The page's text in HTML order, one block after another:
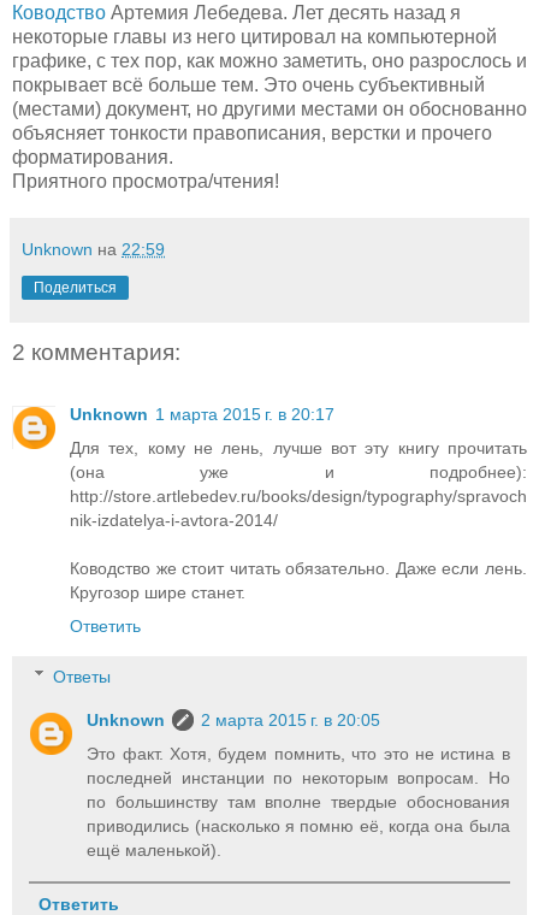
Ководство Артемия Лебедева. Лет десять назад я
некоторые главы из него цитировал на компьютерной
графике, с тех пор, как можно заметить, оно разрослось и
покрывает всё больше тем. Это очень субъективный
(местами) документ, но другими местами он обоснованно
объясняет тонкости правописания, верстки и прочего
форматирования.
Приятного просмотра/чтения!
Unknown на 22:59
Поделиться
2 комментария:
Unknown 1 марта 2015 г. в 20:17
Для тех, кому не лень, лучше вот эту книгу прочитать
(она уже и подробнее):
http://store.artlebedev.ru/books/design/typography/spravoch
nik-izdatelya-i-avtora-2014/
Ководство же стоит читать обязательно. Даже если лень.
Кругозор шире станет.
Ответить
Ответы
Unknown
2 марта 2015 г. в 20:05
Это факт. Хотя, будем помнить, что это не истина в
последней инстанции по некоторым вопросам. Но
по большинству там вполне твердые обоснования
приводились (насколько я помню её, когда она была
ещё маленькой).
Ответить